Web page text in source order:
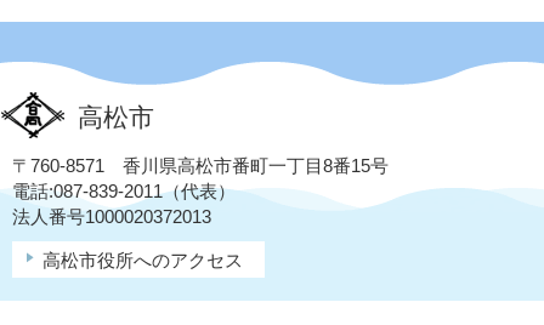
高松市
〒760-8571 香川県高松市番町一丁目8番15号
電話:087-839-2011（代表）
法人番号1000020372013
高松市役所へのアクセス